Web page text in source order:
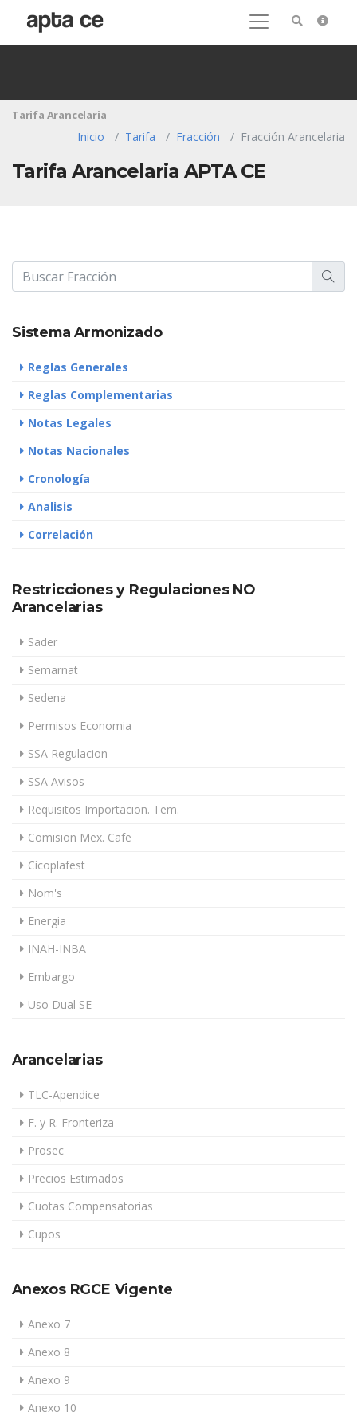
Tarifa Arancelaria
Inicio Tarifa Fracción Fracción Arancelaria
Tarifa Arancelaria APTA CE
Sistema Armonizado
Reglas Generales
Reglas Complementarias
Notas Legales
Notas Nacionales
Cronología
Analisis
Correlación
Restricciones y Regulaciones NO
Arancelarias
Sader
Semarnat
Sedena
Permisos Economia
SSA Regulacion
SSA Avisos
Requisitos Importacion. Tem.
Comision Mex. Cafe
Cicoplafest
Nom's
Energia
INAH-INBA
Embargo
Uso Dual SE
Arancelarias
TLC-Apendice
F. y R. Fronteriza
Prosec
Precios Estimados
Cuotas Compensatorias
Cupos
Anexos RGCE Vigente
Anexo 7
Anexo 8
Anexo 9
Anexo 10